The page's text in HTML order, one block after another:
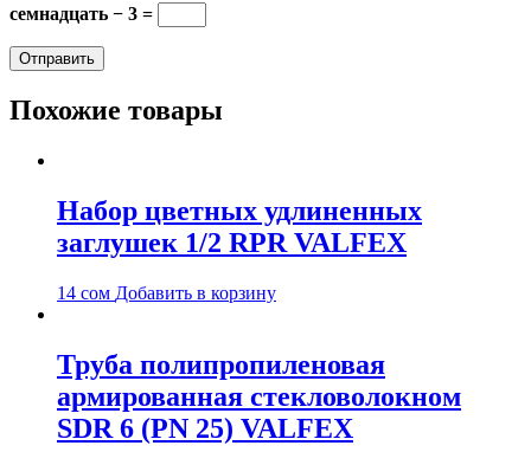
семнадцать − 3 =
Похожие товары
Набор цветных удлиненных
заглушек 1/2 RPR VALFEX
14 сом Добавить в корзину
Труба полипропиленовая
армированная стекловолокном
SDR 6 (PN 25) VALFEX